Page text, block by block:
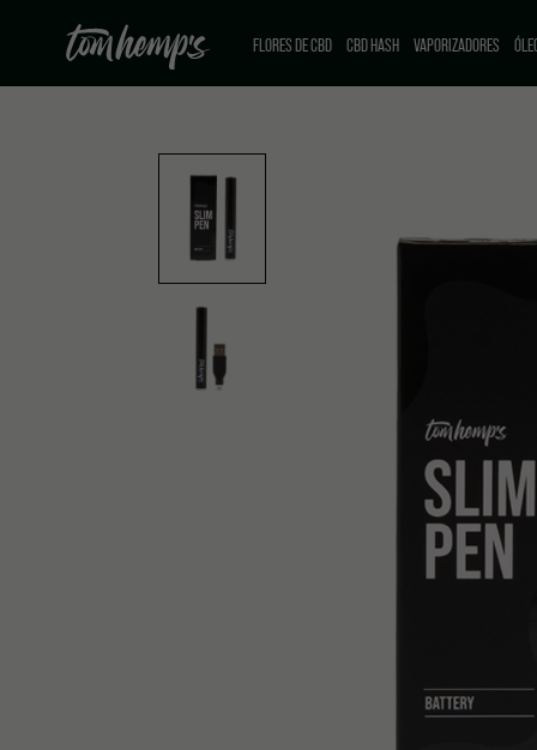
FLORES DE CBD CBD HASH VAPORIZADORES